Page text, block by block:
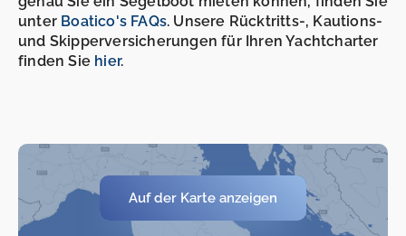
unter Boatico's FAQs. Unsere Rücktritts-, Kautions-
und Skipperversicherungen für Ihren Yachtcharter
finden Sie hier.
Auf der Karte anzeigen